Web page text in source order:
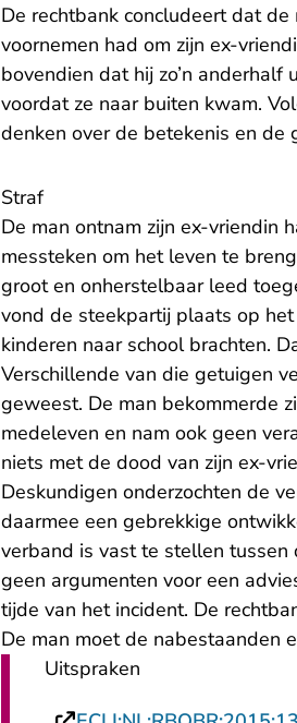
De rechtbank concludeert dat
voornemen had om zijn ex-
bovendien dat hij zo’n
voordat ze naar buiten kwam.
denken over de betekenis en de
Straf
De man ontnam zijn ex-vriendin
messteken om het leven te
groot en onherstelbaar leed
vond de steekpartij plaats op
kinderen naar school brachten.
Verschillende van die getuigen
geweest. De man bekommerde
medeleven en nam ook geen
niets met de dood van zijn ex-
Deskundigen onderzochten de
daarmee een gebrekkige
verband is vast te stellen
geen argumenten voor een
tijde van het incident. De
De man moet de nabestaanden
Uitspraken